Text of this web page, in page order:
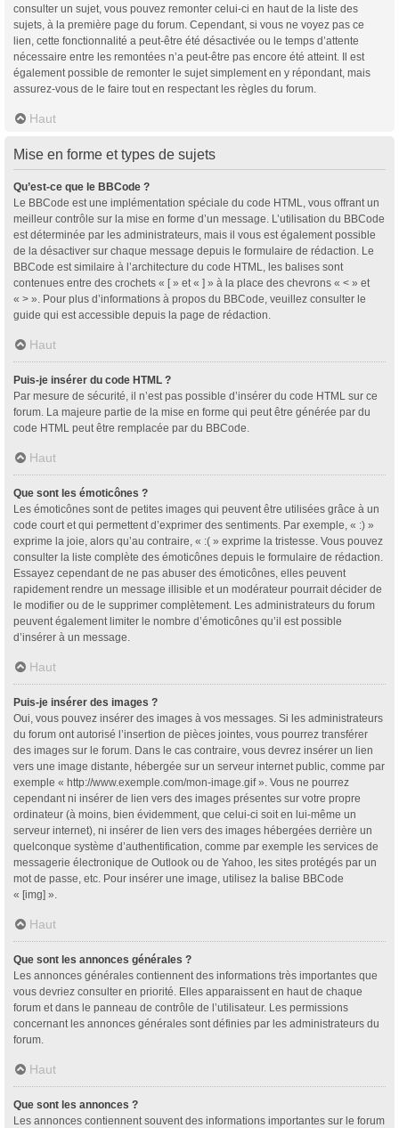
consulter un sujet, vous pouvez remonter celui-ci en haut de la liste des
sujets, à la première page du forum. Cependant, si vous ne voyez pas ce
lien, cette fonctionnalité a peut-être été désactivée ou le temps d’attente
nécessaire entre les remontées n’a peut-être pas encore été atteint. Il est
également possible de remonter le sujet simplement en y répondant, mais
assurez-vous de le faire tout en respectant les règles du forum.
Haut
Mise en forme et types de sujets
Qu’est-ce que le BBCode ?
Le BBCode est une implémentation spéciale du code HTML, vous offrant un
meilleur contrôle sur la mise en forme d’un message. L’utilisation du BBCode
est déterminée par les administrateurs, mais il vous est également possible
de la désactiver sur chaque message depuis le formulaire de rédaction. Le
BBCode est similaire à l’architecture du code HTML, les balises sont
contenues entre des crochets « [ » et « ] » à la place des chevrons « < » et
« > ». Pour plus d’informations à propos du BBCode, veuillez consulter le
guide qui est accessible depuis la page de rédaction.
Haut
Puis-je insérer du code HTML ?
Par mesure de sécurité, il n’est pas possible d’insérer du code HTML sur ce
forum. La majeure partie de la mise en forme qui peut être générée par du
code HTML peut être remplacée par du BBCode.
Haut
Que sont les émoticônes ?
Les émoticônes sont de petites images qui peuvent être utilisées grâce à un
code court et qui permettent d’exprimer des sentiments. Par exemple, « :) »
exprime la joie, alors qu’au contraire, « :( » exprime la tristesse. Vous pouvez
consulter la liste complète des émoticônes depuis le formulaire de rédaction.
Essayez cependant de ne pas abuser des émoticônes, elles peuvent
rapidement rendre un message illisible et un modérateur pourrait décider de
le modifier ou de le supprimer complètement. Les administrateurs du forum
peuvent également limiter le nombre d’émoticônes qu’il est possible
d’insérer à un message.
Haut
Puis-je insérer des images ?
Oui, vous pouvez insérer des images à vos messages. Si les administrateurs
du forum ont autorisé l’insertion de pièces jointes, vous pourrez transférer
des images sur le forum. Dans le cas contraire, vous devrez insérer un lien
vers une image distante, hébergée sur un serveur internet public, comme par
exemple « http://www.exemple.com/mon-image.gif ». Vous ne pourrez
cependant ni insérer de lien vers des images présentes sur votre propre
ordinateur (à moins, bien évidemment, que celui-ci soit en lui-même un
serveur internet), ni insérer de lien vers des images hébergées derrière un
quelconque système d’authentification, comme par exemple les services de
messagerie électronique de Outlook ou de Yahoo, les sites protégés par un
mot de passe, etc. Pour insérer une image, utilisez la balise BBCode
« [img] ».
Haut
Que sont les annonces générales ?
Les annonces générales contiennent des informations très importantes que
vous devriez consulter en priorité. Elles apparaissent en haut de chaque
forum et dans le panneau de contrôle de l’utilisateur. Les permissions
concernant les annonces générales sont définies par les administrateurs du
forum.
Haut
Que sont les annonces ?
Les annonces contiennent souvent des informations importantes sur le forum